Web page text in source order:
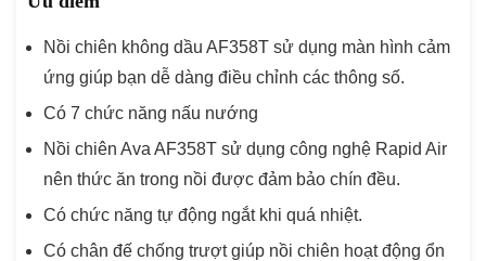
Nồi chiên không dầu AF358T sử dụng màn hình cảm
ứng giúp bạn dễ dàng điều chỉnh các thông số.
Có 7 chức năng nấu nướng
Nồi chiên Ava AF358T sử dụng công nghệ Rapid Air
nên thức ăn trong nồi được đảm bảo chín đều.
Có chức năng tự động ngắt khi quá nhiệt.
Có chân đế chống trượt giúp nồi chiên hoạt động ổn